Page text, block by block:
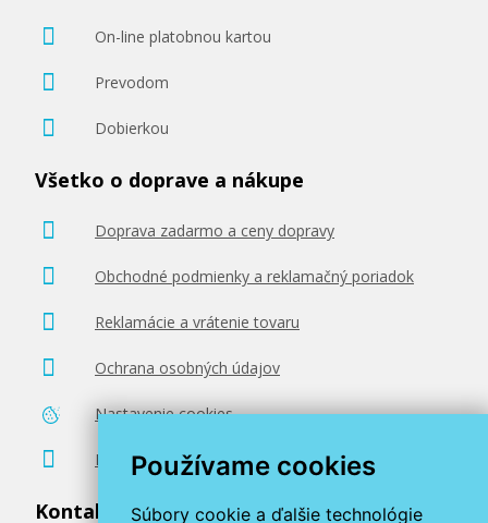
Používame cookies
Súbory cookie a ďalšie technológie
On-line platobnou kartou
Prevodom
Dobierkou
Všetko o doprave a nákupe
Doprava zadarmo a ceny dopravy
Obchodné podmienky a reklamačný poriadok
Reklamácie a vrátenie tovaru
Ochrana osobných údajov
Nastavenie cookies
Poradenstvo zadarmo
Kontaktujte nás